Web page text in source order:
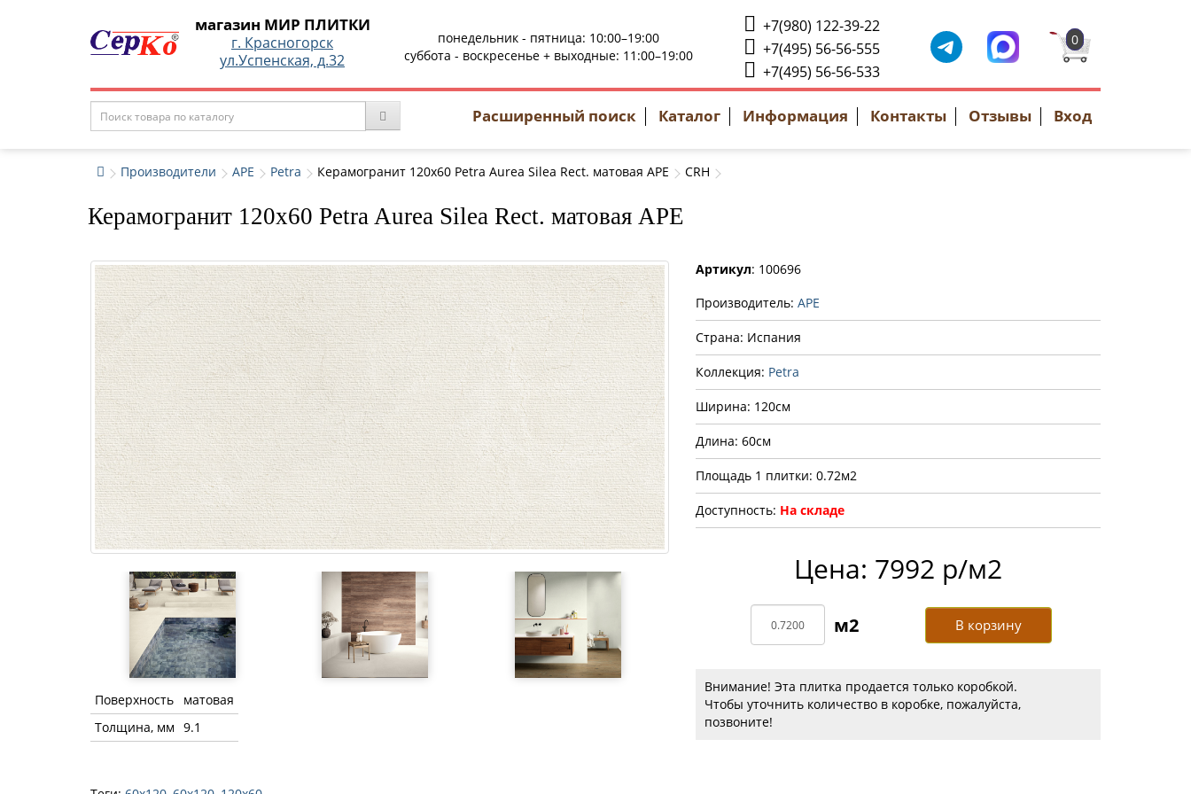
магазин МИР ПЛИТКИ
г. Красногорск
ул.Успенская, д.32
понедельник - пятница: 10:00–19:00
суббота - воскресенье + выходные: 11:00–19:00
+7(980) 122-39-22
+7(495) 56-56-555
+7(495) 56-56-533
0
Расширенный поиск Каталог Информация Контакты Отзывы Вход
Производители APE Petra Керамогранит 120x60 Petra Aurea Silea Rect. матовая APE CRH
Керамогранит 120x60 Petra Aurea Silea Rect. матовая APE
Поверхность
матовая
Толщина, мм 9.1
Артикул: 100696
Производитель: APE
Страна: Испания
Коллекция: Petra
Ширина: 120см
Длина: 60см
Площадь 1 плитки: 0.72м2
Доступность: На складе
Цена: 7992 р/м2
В корзину
Внимание! Эта плитка продается только коробкой.
Чтобы уточнить количество в коробке, пожалуйста,
позвоните!